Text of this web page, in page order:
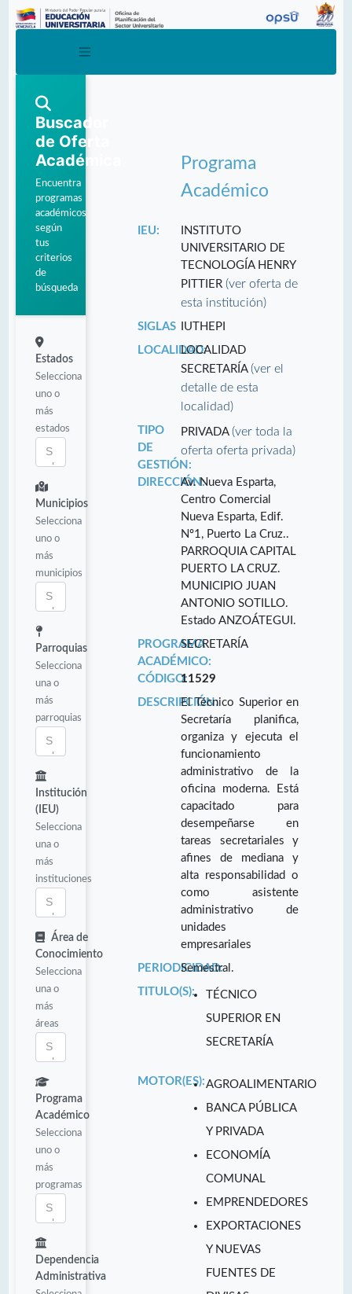
Buscador
de Oferta
Académica
Encuentra
programas
académicos
según
tus
criterios
de
búsqueda
Estados
Selecciona
uno o
más
estados
Municipios
Selecciona
uno o
más
municipios
Parroquias
Selecciona
una o
más
parroquias
Institución
(IEU)
Selecciona
una o
más
instituciones
Área de
Conocimiento
Selecciona
una o
más
áreas
Programa
Académico
Selecciona
uno o
más
programas
Dependencia
Administrativa
Programa
Académico
IEU:
INSTITUTO
UNIVERSITARIO DE
TECNOLOGÍA HENRY
PITTIER(ver oferta de
esta institución)
SIGLAS
IUTHEPI
LOCALIDAD:LOCALIDAD
SECRETARÍA(ver el
detalle de esta
localidad)
TIPO
DE
GESTIÓN:
PRIVADA(ver toda la
oferta oferta privada)
DIRECCIÓN:Av. Nueva Esparta,
Centro Comercial
Nueva Esparta, Edif.
Nº1, Puerto La Cruz..
PARROQUIA CAPITAL
PUERTO LA CRUZ.
MUNICIPIO JUAN
ANTONIO SOTILLO.
Estado ANZOÁTEGUI.
PROGRAMA
ACADÉMICO:
SECRETARÍA
CÓDIGO:11529
DESCRIPCIÓN:El Técnico Superior en
Secretaría planifica,
organiza y ejecuta el
funcionamiento
administrativo de la
oficina moderna. Está
capacitado para
desempeñarse en
tareas secretariales y
afines de mediana y
alta responsabilidad o
como asistente
administrativo de
unidades
empresariales
PERIODICIDAD:
Semestral.
TITULO(S):
TÉCNICO
SUPERIOR EN
SECRETARÍA
MOTOR(ES):AGROALIMENTARIO
BANCA PÚBLICA
Y PRIVADA
ECONOMÍA
COMUNAL
EMPRENDEDORES
EXPORTACIONES
Y NUEVAS
FUENTES DE